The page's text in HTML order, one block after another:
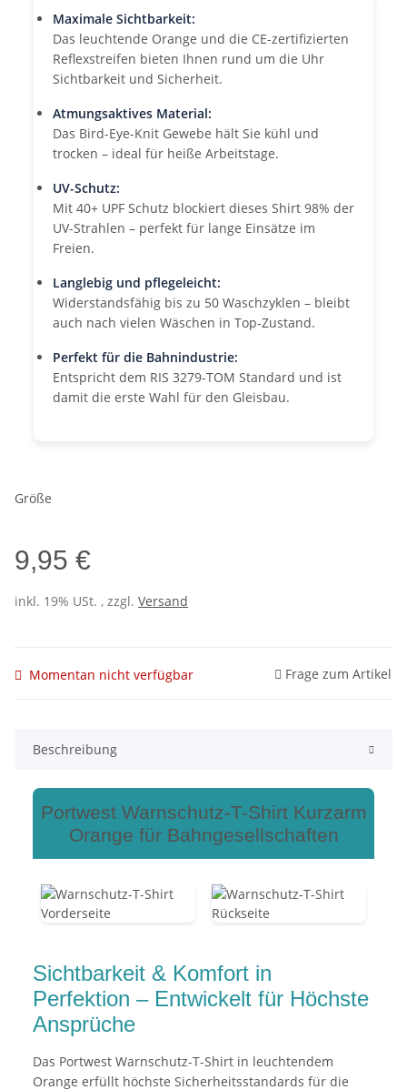
Maximale Sichtbarkeit:
Das leuchtende Orange und die CE-zertifizierten
Reflexstreifen bieten Ihnen rund um die Uhr
Sichtbarkeit und Sicherheit.
Atmungsaktives Material:
Das Bird-Eye-Knit Gewebe hält Sie kühl und
trocken – ideal für heiße Arbeitstage.
UV-Schutz:
Mit 40+ UPF Schutz blockiert dieses Shirt 98% der
UV-Strahlen – perfekt für lange Einsätze im
Freien.
Langlebig und pflegeleicht:
Widerstandsfähig bis zu 50 Waschzyklen – bleibt
auch nach vielen Wäschen in Top-Zustand.
Perfekt für die Bahnindustrie:
Entspricht dem RIS 3279-TOM Standard und ist
damit die erste Wahl für den Gleisbau.
Größe
9,95 €
inkl. 19% USt. , zzgl. Versand
Momentan nicht verfügbar Frage zum Artikel
Beschreibung
Portwest Warnschutz-T-Shirt Kurzarm
Orange für Bahngesellschaften
Sichtbarkeit & Komfort in
Perfektion – Entwickelt für Höchste
Ansprüche
Das Portwest Warnschutz-T-Shirt in leuchtendem
Orange erfüllt höchste Sicherheitsstandards für die